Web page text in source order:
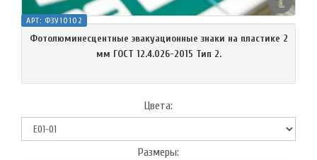
АРТ: ФЗУ10102
Фотолюминесцентные эвакуационные знаки на пластике 2
мм ГОСТ 12.4.026-2015 Тип 2.
Цвета:
Размеры: